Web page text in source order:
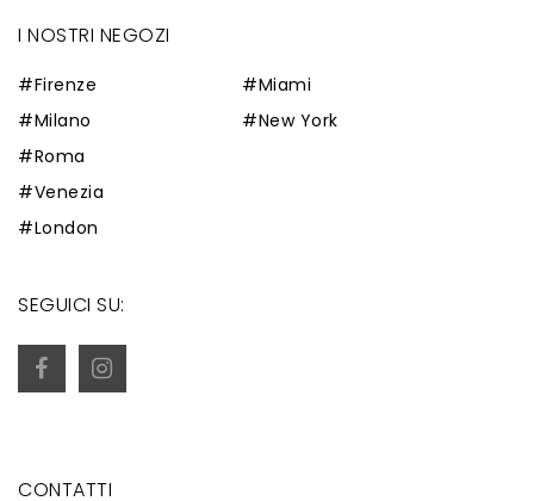
I NOSTRI NEGOZI
#Firenze
#Milano
#Roma
#Venezia
#London
#Miami
#New York
SEGUICI SU:
CONTATTI